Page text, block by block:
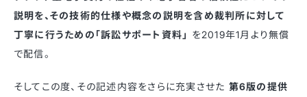
説明を、その技術的仕様や概念の説明を含め裁判所に対して
丁寧に行うための「訴訟サポート資料」 を2019年1月より無償
で配信。
そしてこの度、その記述内容をさらに充実させた 第6版の提供